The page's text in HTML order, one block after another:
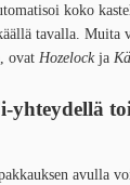
koko
tavalla. Muita
ovat Hozelockja
yhteydellä
avulla